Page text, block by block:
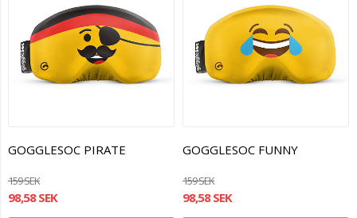
GOGGLESOC PIRATE
159 SEK
98,58 SEK
GOGGLESOC FUNNY
159 SEK
98,58 SEK